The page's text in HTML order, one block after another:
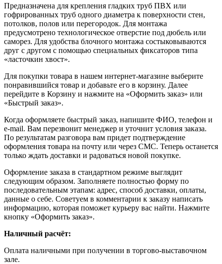
Предназначена для крепления гладких труб ПВХ или
гофрированных труб одного диаметра к поверхности стен,
потолков, полов или перегородок. Для монтажа
предусмотрено технологическое отверстие под дюбель или
саморез. Для удобства блочного монтажа состыковываются
друг с другом с помощью специальных фиксаторов типа
«ласточкин хвост».
Для покупки товара в нашем интернет-магазине выберите
понравившийся товар и добавьте его в корзину. Далее
перейдите в Корзину и нажмите на «Оформить заказ» или
«Быстрый заказ».
Когда оформляете быстрый заказ, напишите ФИО, телефон и
e-mail. Вам перезвонит менеджер и уточнит условия заказа.
По результатам разговора вам придет подтверждение
оформления товара на почту или через СМС. Теперь останется
только ждать доставки и радоваться новой покупке.
Оформление заказа в стандартном режиме выглядит
следующим образом. Заполняете полностью форму по
последовательным этапам: адрес, способ доставки, оплаты,
данные о себе. Советуем в комментарии к заказу написать
информацию, которая поможет курьеру вас найти. Нажмите
кнопку «Оформить заказ».
Наличный расчёт:
Оплата наличными при получении в торгово-выставочном
зале.